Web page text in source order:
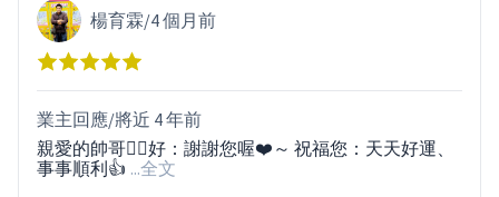
楊育霖/4 個月前
業主回應/將近 4 年前
親愛的帥哥🤵‍♂️好：謝謝您喔❤️～ 祝福您：天天好運、
事事順利👍 ...全文